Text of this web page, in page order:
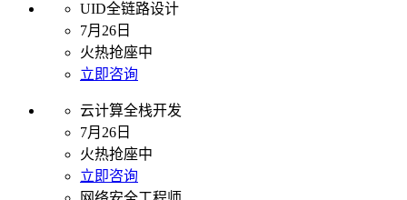
UID全链路设计
7月26日
火热抢座中
立即咨询
云计算全栈开发
7月26日
火热抢座中
立即咨询